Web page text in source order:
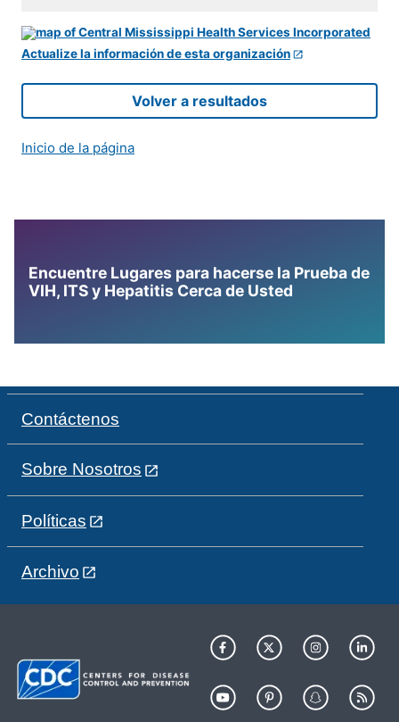
Actualize la información de esta organización
Volver a resultados
Inicio de la página
Encuentre Lugares para hacerse la Prueba de
VIH, ITS y Hepatitis Cerca de Usted
Contáctenos
Sobre Nosotros
Políticas
Archivo